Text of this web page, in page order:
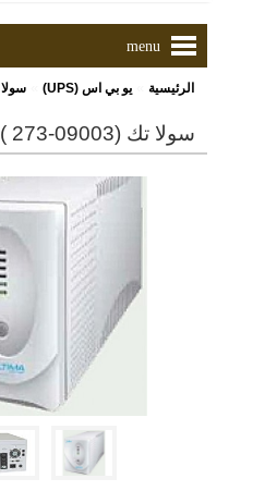
menu
الرئيسية يو بي اس (UPS) سولا تك
سولا تك (09003-273 ) يو بى اس